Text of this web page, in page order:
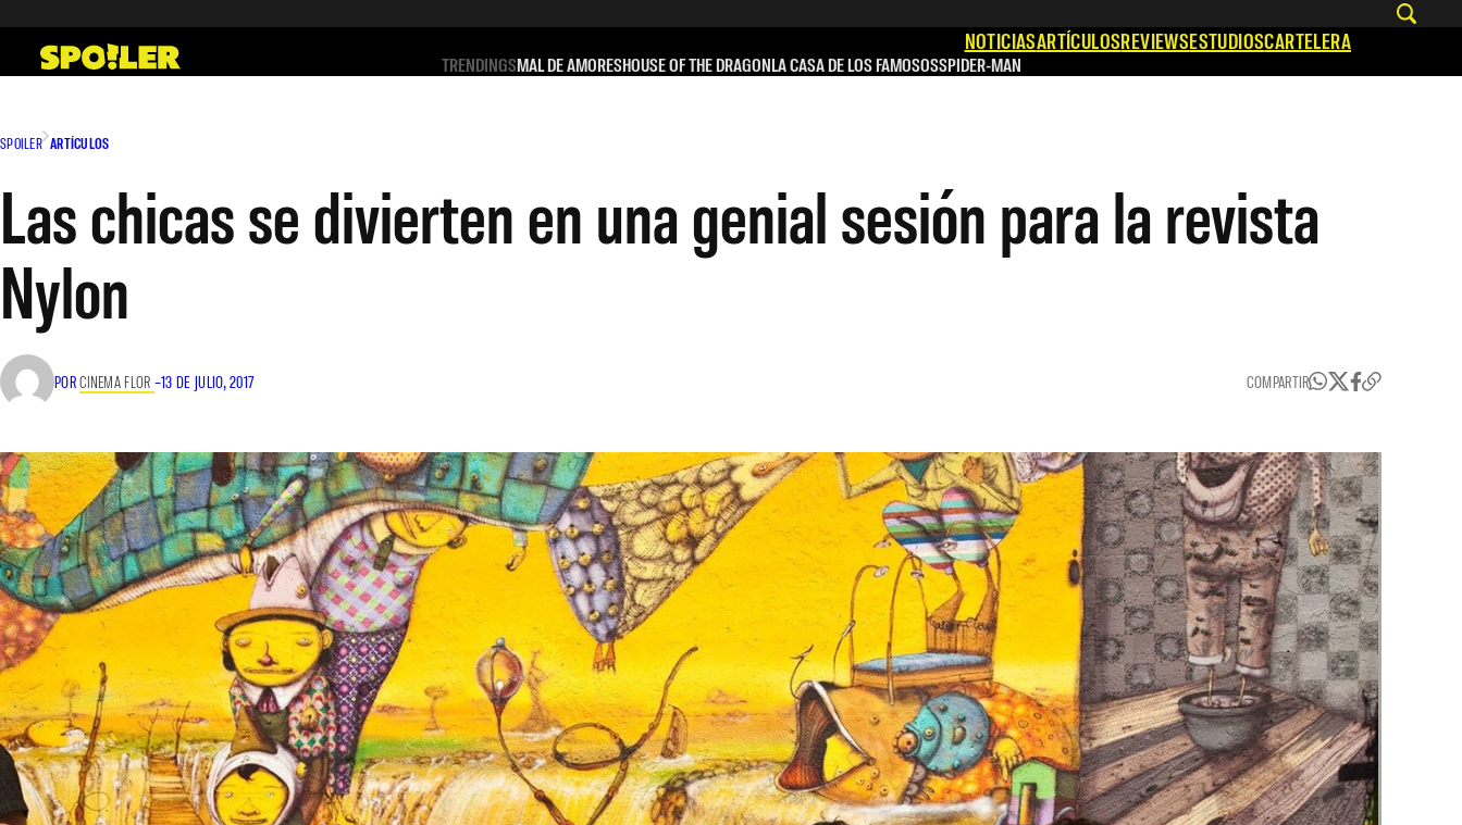
contenido
NOTICIASARTÍCULOSREVIEWSESTUDIOSCARTELERA
TRENDINGSMAL DE AMORESHOUSE OF THE DRAGONLA CASA DE LOS FAMOSOSSPIDER-MAN
SPOILER ARTÍCULOS
Las chicas se divierten en una genial sesión para la revista
Nylon
PORCINEMA FLOR –13 DE JULIO, 2017 COMPARTIR